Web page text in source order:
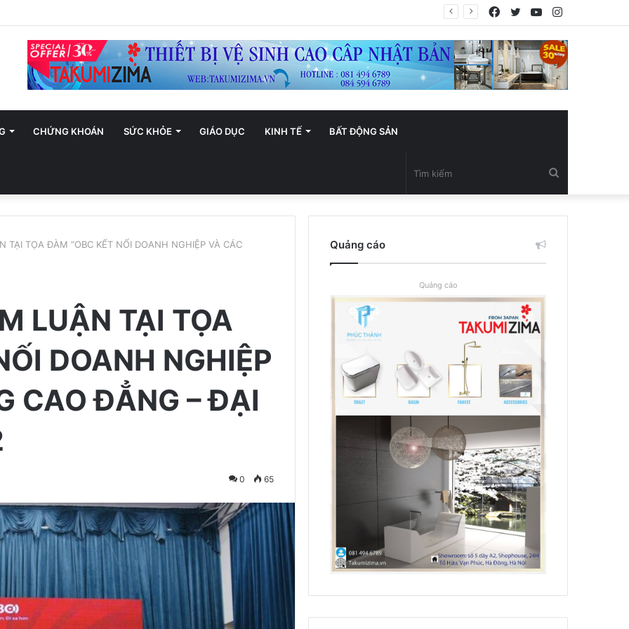
trở thành trung tâm văn hóa và sáng tạo hàng đầu khu vực YouTube
Twitter
Facebook
CHỨNG KHOÁN SỨC KHỎE GIÁO DỤC KINH TẾ BẤT ĐỘNG SẢN
kiếm
TẠI TỌA ĐÀM “OBC KẾT NỐI DOANH NGHIỆP VÀ CÁC
LUẬN TẠI TỌA
DOANH NGHIỆP
CAO ĐẲNG – ĐẠI
0 65
Quảng cáo
Quảng cáo